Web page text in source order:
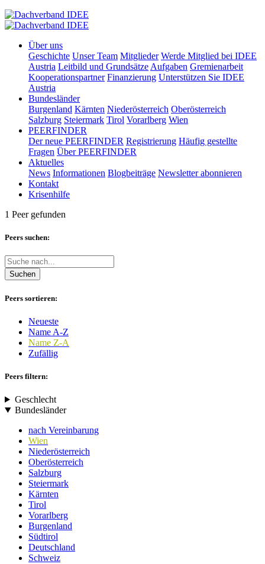
Über uns
Geschichte Unser Team Mitglieder Werde Mitglied bei IDEE
Austria Leitbild und Grundsätze Aufgaben Gremienarbeit
Kooperationspartner Finanzierung Unterstützen Sie IDEE
Austria
Bundesländer
Burgenland Kärnten Niederösterreich Oberösterreich
Salzburg Steiermark Tirol Vorarlberg Wien
PEERFINDER
Der neue PEERFINDER Registrierung Häufig gestellte
Fragen Über PEERFINDER
Aktuelles
News Informationen Blogbeiträge Newsletter abonnieren
Kontakt
Krisenhilfe
1 Peer gefunden
Peers suchen:
Suchen
Peers sortieren:
Neueste
Name A-Z
Name Z-A
Zufällig
Peers filtern:
Geschlecht
Bundesländer
nach Vereinbarung
Wien
Niederösterreich
Oberösterreich
Salzburg
Steiermark
Kärnten
Tirol
Vorarlberg
Burgenland
Südtirol
Deutschland
Schweiz